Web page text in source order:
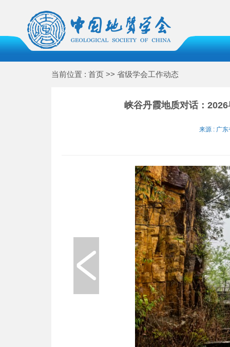
当前位置 : 首页 >> 省级学会工作动态
峡谷丹霞地质对话：
来源 : 广